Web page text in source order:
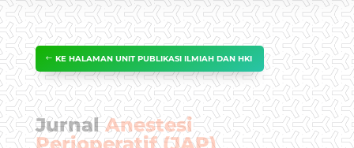
KE HALAMAN UNIT PUBLIKASI ILMIAH DAN HKI
JurnalAnestesi